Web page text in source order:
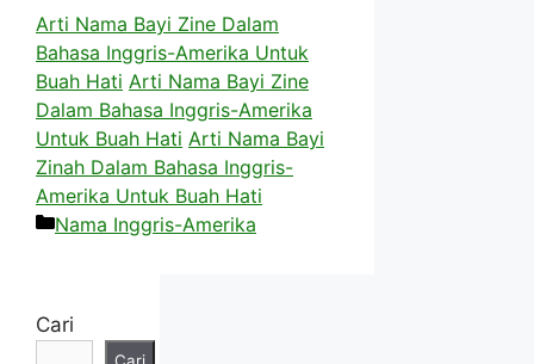
Arti Nama Bayi Zine Dalam
Bahasa Inggris-Amerika Untuk
Buah Hati Arti Nama Bayi Zine
Dalam Bahasa Inggris-Amerika
Untuk Buah Hati Arti Nama Bayi
Zinah Dalam Bahasa Inggris-
Amerika Untuk Buah Hati
Kategori
Nama Inggris-Amerika
Cari